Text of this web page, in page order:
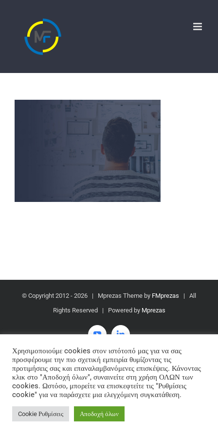
© Copyright 2012 - 2026 | Mprezas Theme by FMprezas | All
Rights Reserved | Powered by Mprezas
Χρησιμοποιούμε cookies στον ιστότοπό μας για να σας
προσφέρουμε την πιο σχετική εμπειρία θυμίζοντας τις
προτιμήσεις σας και επαναλαμβανόμενες επισκέψεις. Κάνοντας
κλικ στο "Αποδοχή όλων", συναινείτε στη χρήση ΟΛΩΝ των
cookies. Ωστόσο, μπορείτε να επισκεφτείτε τις "Ρυθμίσεις
cookie" για να παράσχετε μια ελεγχόμενη συγκατάθεση.
Cookie Ρυθμίσεις Αποδοχή όλων